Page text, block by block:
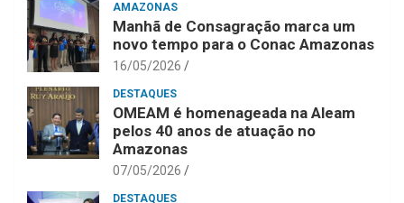
AMAZONAS
Manhã de Consagração marca um
novo tempo para o Conac Amazonas
16/05/2026
DESTAQUES
OMEAM é homenageada na Aleam
pelos 40 anos de atuação no
Amazonas
07/05/2026
DESTAQUES